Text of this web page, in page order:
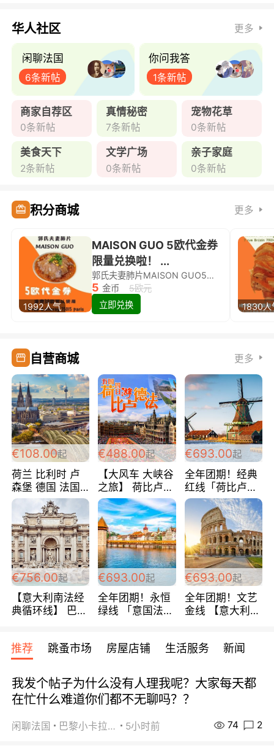
华人社区 更多
闲聊法国
6条新帖
你问我答
1条新帖
商家自荐区
0条新帖
真情秘密
7条新帖
宠物花草
0条新帖
美食天下
2条新帖
文学广场
0条新帖
亲子家庭
0条新帖
积分商城 更多
1992人气
MAISON GUO 5欧代金券
限量兑换啦！ ...
郭氏夫妻肺片MAISON GUO5欧代金券限量兑换啦！
5 金币
5欧元
立即兑换
1830人
自营商城 更多
€108.00起
荷兰 比利时 卢
森堡 德国 法国
超爽玩遍西欧 循
环线 全程四星宾
馆 108欧/人/天
€488.00起
【大风车 大峡谷
之旅】 荷比卢德
法 巴黎上下 经
典五国四日游
488欧/人
€693.00起
全年团期！经典
红线「荷比卢德
法」七天循环 五
国 仅售99欧/人/
天！巴黎上下！
包拼房~
€756.00起
【意大利南法经
典循环线】 巴黎
宾馆 108欧/天起
全程756欧/位
€693.00起
全年团期！永恒
绿线 「意国法
欧/天起 ~包拼房
€693.00起
全年团期！文艺
金线 【意大利一
每周铁发！
推荐 跳蚤市场 房屋店铺 生活服务 新闻
我发个帖子为什么没有人理我呢？大家每天都
在忙什么难道你们都不无聊吗？？
闲聊法国 巴黎小卡拉咪 5小时前 74 2